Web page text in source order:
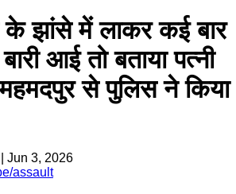
के झांसे में लाकर कई बार
आई तो बताया पत्नी
से पुलिस ने किया
Jun 3, 2026
assault